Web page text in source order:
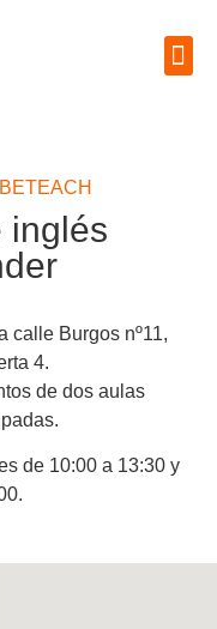
inglés
calle Burgos nº11,
4.
de dos aulas
de 10:00 a 13:30 y